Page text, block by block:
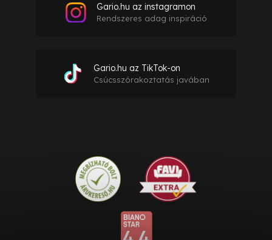
Gario.hu az instagramon
Rendszeres adag inspiráció
Gario.hu az TikTok-on
Csúcsszórakoztatás javában